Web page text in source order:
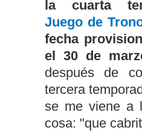
la cuarta
Juego de
fecha
el 30 de
después de
tercera
se me viene a
cosa: "que